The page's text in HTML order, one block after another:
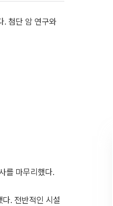
. 첨단 암 연구와
를 마무리했다.
. 전반적인 시설